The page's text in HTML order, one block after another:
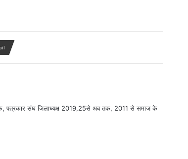
पत्रकार संघ जिलाध्यक्ष 2019,25से अब तक, 2011 से समाज के